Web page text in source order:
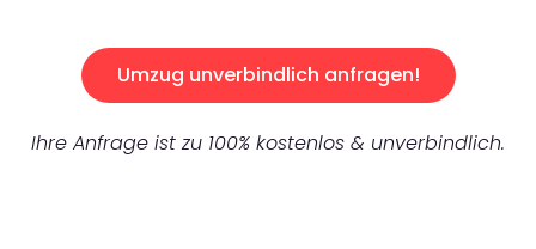
Umzug unverbindlich anfragen!
Ihre Anfrage ist zu 100% kostenlos & unverbindlich.